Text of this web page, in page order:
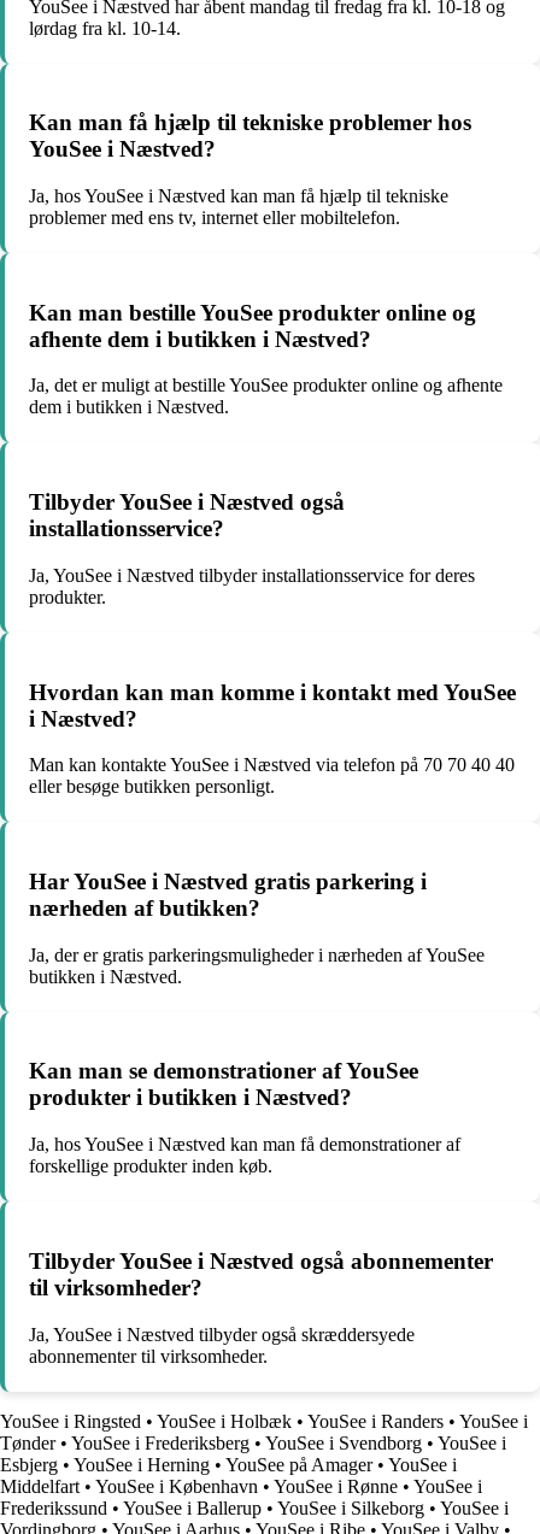
YouSee i Næstved har åbent mandag til fredag fra kl. 10-18 og
lørdag fra kl. 10-14.
Kan man få hjælp til tekniske problemer hos
YouSee i Næstved?
Ja, hos YouSee i Næstved kan man få hjælp til tekniske
problemer med ens tv, internet eller mobiltelefon.
Kan man bestille YouSee produkter online og
afhente dem i butikken i Næstved?
Ja, det er muligt at bestille YouSee produkter online og afhente
dem i butikken i Næstved.
Tilbyder YouSee i Næstved også
installationsservice?
Ja, YouSee i Næstved tilbyder installationsservice for deres
produkter.
Hvordan kan man komme i kontakt med YouSee
i Næstved?
Man kan kontakte YouSee i Næstved via telefon på 70 70 40 40
eller besøge butikken personligt.
Har YouSee i Næstved gratis parkering i
nærheden af butikken?
Ja, der er gratis parkeringsmuligheder i nærheden af YouSee
butikken i Næstved.
Kan man se demonstrationer af YouSee
produkter i butikken i Næstved?
Ja, hos YouSee i Næstved kan man få demonstrationer af
forskellige produkter inden køb.
Tilbyder YouSee i Næstved også abonnementer
til virksomheder?
Ja, YouSee i Næstved tilbyder også skræddersyede
abonnementer til virksomheder.
YouSee i Ringsted • YouSee i Holbæk • YouSee i Randers • YouSee i
Tønder• YouSee i Frederiksberg • YouSee i Svendborg • YouSee i
Esbjerg • YouSee i Herning • YouSee på Amager• YouSee i
Middelfart • YouSee i København • YouSee i Rønne • YouSee i
Frederikssund • YouSee i Ballerup • YouSee i Silkeborg • YouSee i
Vordingborg • YouSee i Aarhus • YouSee i Ribe • YouSee i Valby •